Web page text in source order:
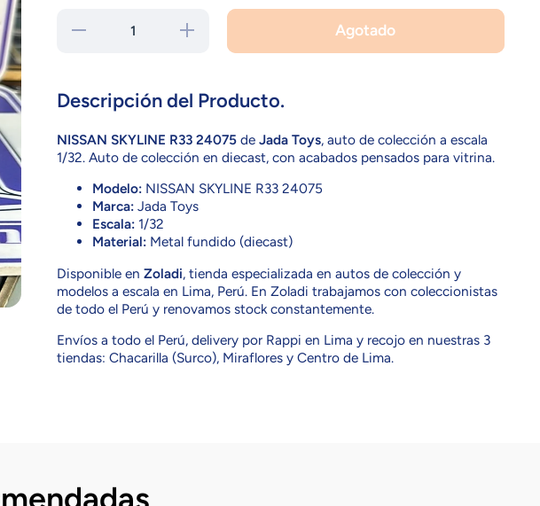
Reducir
R33
24075
Aumentar
cantidad
R33
24075
Agotado
Descripción del Producto.
NISSAN SKYLINE R33 24075de Jada Toys, auto de colección a escala
1/32. Auto de colección en diecast, con acabados pensados para vitrina.
Modelo:NISSAN SKYLINE R33 24075
Marca:Jada Toys
Escala:1/32
Material:Metal fundido (diecast)
Disponible en Zoladi, tienda especializada en autos de colección y
modelos a escala en Lima, Perú. En Zoladi trabajamos con coleccionistas
de todo el Perú y renovamos stock constantemente.
Envíos a todo el Perú, delivery por Rappi en Lima y recojo en nuestras 3
tiendas: Chacarilla (Surco), Miraflores y Centro de Lima.